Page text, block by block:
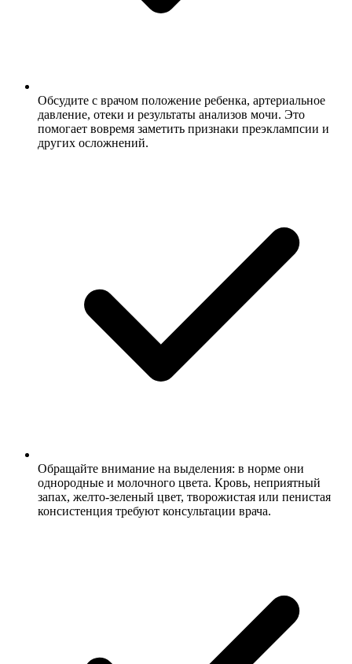
Обсудите с врачом положение ребенка, артериальное
давление, отеки и результаты анализов мочи. Это
помогает вовремя заметить признаки преэклампсии и
других осложнений.
Обращайте внимание на выделения: в норме они
однородные и молочного цвета. Кровь, неприятный
запах, желто-зеленый цвет, творожистая или пенистая
консистенция требуют консультации врача.